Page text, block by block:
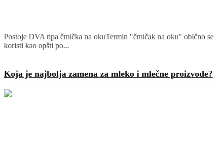
Postoje DVA tipa čmička na okuTermin "čmičak na oku" obično se
koristi kao opšti po...
Koja je najbolja zamena za mleko i mlečne proizvode?